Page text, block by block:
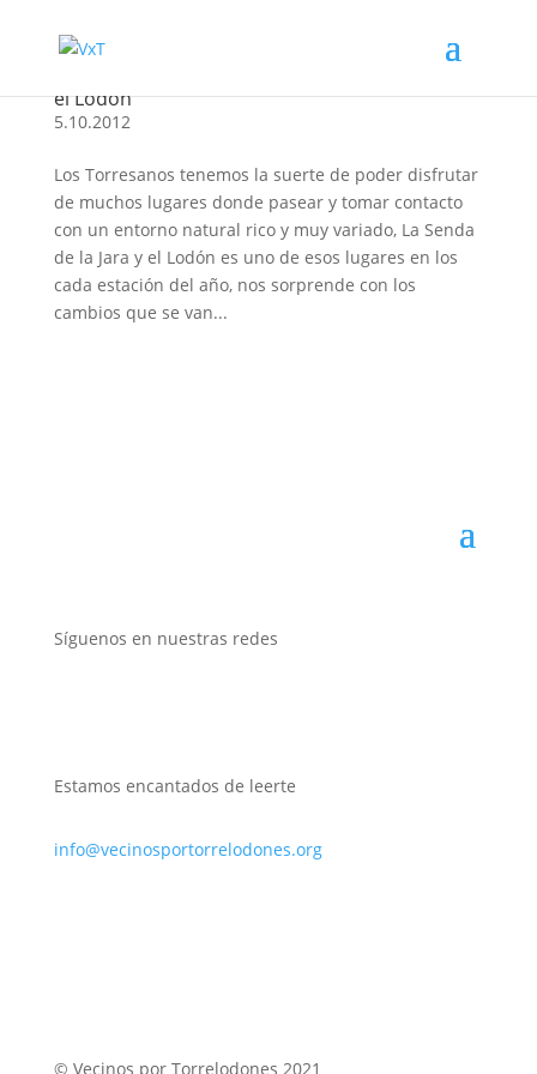
el Lodón
5.10.2012
Los Torresanos tenemos la suerte de poder disfrutar
de muchos lugares donde pasear y tomar contacto
con un entorno natural rico y muy variado, La Senda
de la Jara y el Lodón es uno de esos lugares en los
cada estación del año, nos sorprende con los
cambios que se van...
Síguenos en nuestras redes
Estamos encantados de leerte
info@vecinosportorrelodones.org
© Vecinos por Torrelodones 2021